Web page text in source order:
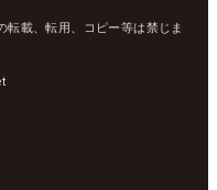
載、転用、コピー等は禁じま